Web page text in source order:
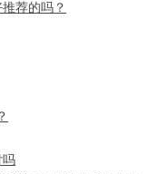
荐的吗？
吗